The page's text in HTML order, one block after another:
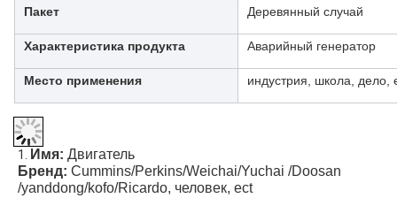
Пакет Деревянный случай
Характеристика продукта Аварийный генератор
Место применения индустрия, школа, дело,
1. Имя: Двигатель
Бренд: Cummins/Perkins/Weichai/Yuchai /Doosan
/yanddong/kofo/Ricardo, человек, ect